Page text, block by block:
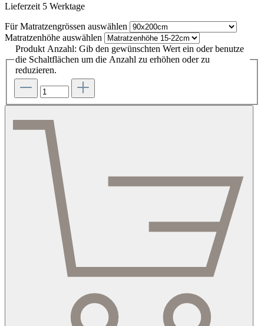
Lieferzeit 5 Werktage
Für Matratzengrössen auswählen
Matratzenhöhe auswählen
Produkt Anzahl: Gib den gewünschten Wert ein oder benutze
die Schaltflächen um die Anzahl zu erhöhen oder zu
reduzieren.